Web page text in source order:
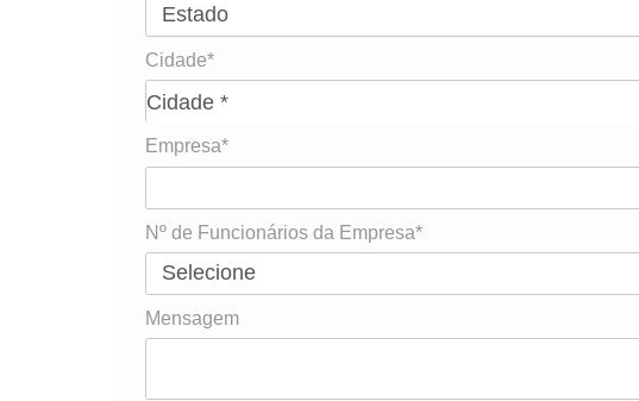
Cidade*
Cidade *
Cidade*
Empresa*
Nº de Funcionários da Empresa*
Mensagem